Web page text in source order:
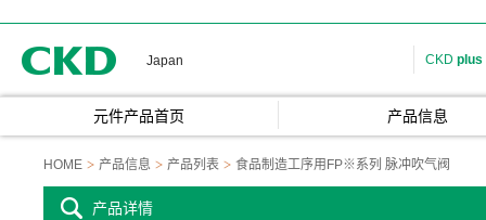
Japan CKD plus
元件产品首页 产品信息
HOME 产品信息 产品列表 食品制造工序用FP※系列 脉冲吹气阀
产品详情